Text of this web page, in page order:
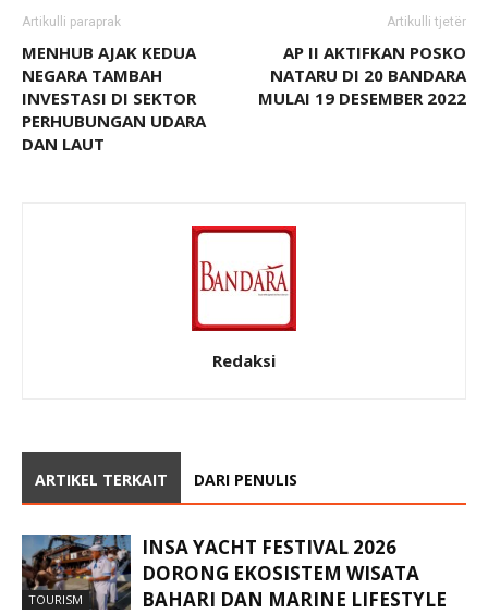
Artikulli paraprak
MENHUB AJAK KEDUA
NEGARA TAMBAH
INVESTASI DI SEKTOR
PERHUBUNGAN UDARA
DAN LAUT
Artikulli tjetër
AP II AKTIFKAN POSKO
NATARU DI 20 BANDARA
MULAI 19 DESEMBER 2022
Redaksi
ARTIKEL TERKAIT DARI PENULIS
TOURISM
INSA YACHT FESTIVAL 2026
DORONG EKOSISTEM WISATA
BAHARI DAN MARINE LIFESTYLE